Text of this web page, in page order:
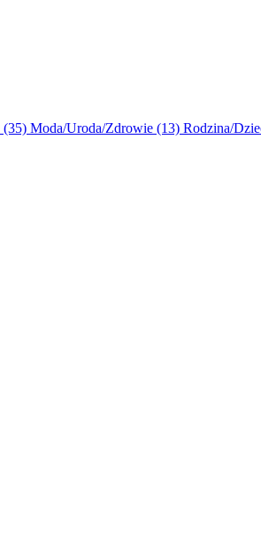
(35) Moda/Uroda/Zdrowie (13) Rodzina/